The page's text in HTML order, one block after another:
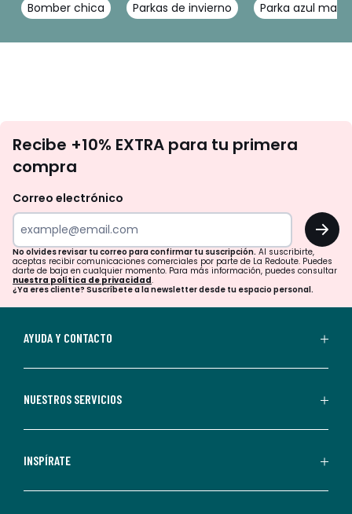
Bomber chica Parkas de invierno Parka azul
te
tu
para
confirmar
tu
suscripción.
aceptas
comerciales
personalizadas
parte
Recibe +10% EXTRA para tu primera
compra
Correo electrónico
OK
No olvides revisar tu correo para confirmar tu suscripción. Al suscribirte,
aceptas recibir comunicaciones comerciales por parte de La Redoute. Puedes
darte de baja en cualquier momento. Para más información, puedes consultar
nuestra política de privacidad.
¿Ya eres cliente? Suscríbete a la newsletter desde tu espacio personal.
AYUDA Y CONTACTO
NUESTROS SERVICIOS
INSPÍRATE